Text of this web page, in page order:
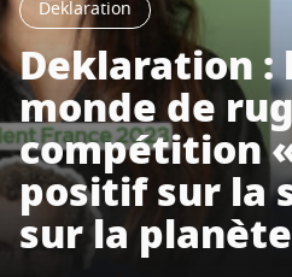
Deklaration
Deklaration :
monde de
compétition
positif sur la
sur la
Énergies renouvelables
Mobilités durables
Gestes écologiques
Inspiré.es inspirant.es
Les mots clés
recherchés sur
Transition Écologique
interview Volte-face